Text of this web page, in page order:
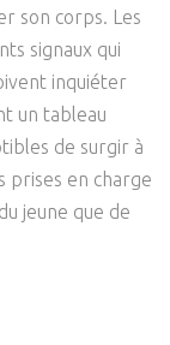
son corps. Les
signaux qui
inquiéter
un tableau
de surgir à
prises en charge
jeune que de